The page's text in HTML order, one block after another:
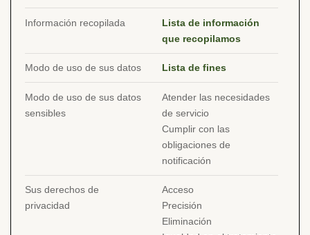
Información recopilada
Lista de información
que recopilamos
Modo de uso de sus datos Lista de fines
Modo de uso de sus datos
sensibles
Atender las necesidades
de servicio
Cumplir con las
obligaciones de
notificación
Sus derechos de
privacidad
Acceso
Precisión
Eliminación